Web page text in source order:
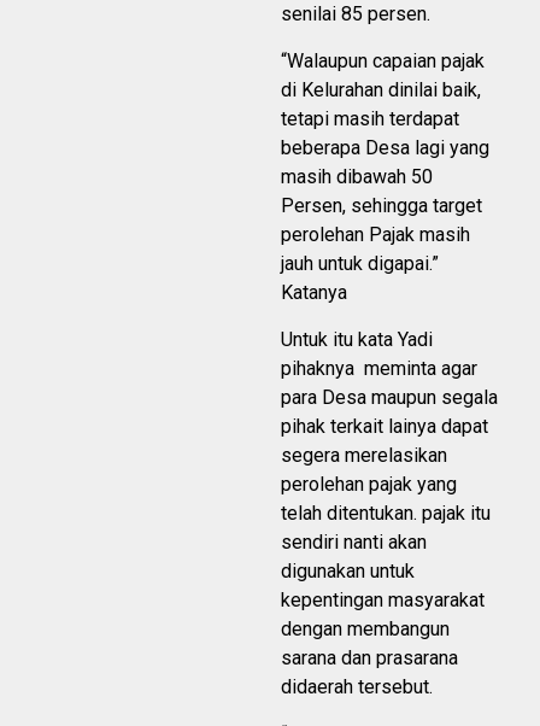
senilai 85 persen.
“Walaupun capaian pajak
di Kelurahan dinilai baik,
tetapi masih terdapat
beberapa Desa lagi yang
masih dibawah 50
Persen, sehingga target
perolehan Pajak masih
jauh untuk digapai.”
Katanya
Untuk itu kata Yadi
pihaknya meminta agar
para Desa maupun segala
pihak terkait lainya dapat
segera merelasikan
perolehan pajak yang
telah ditentukan. pajak itu
sendiri nanti akan
digunakan untuk
kepentingan masyarakat
dengan membangun
sarana dan prasarana
didaerah tersebut.